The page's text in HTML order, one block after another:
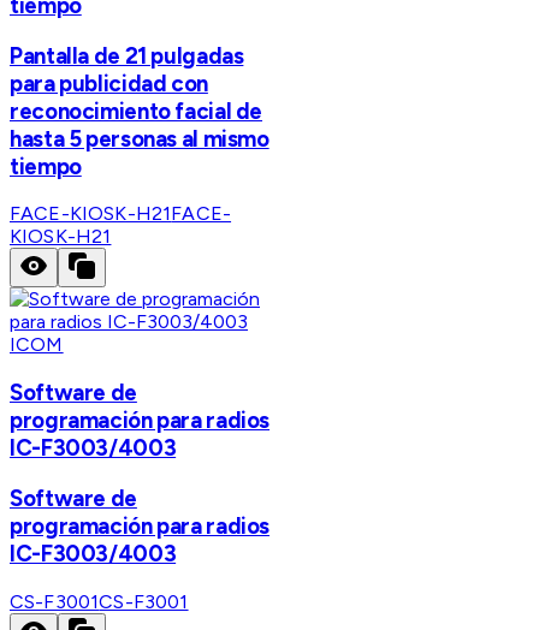
Pantalla de 21 pulgadas
para publicidad con
reconocimiento facial de
hasta 5 personas al mismo
tiempo
FACE-KIOSK-H21FACE-
KIOSK-H21
ICOM
Software de
programación para radios
IC-F3003/4003
Software de
programación para radios
IC-F3003/4003
CS-F3001CS-F3001